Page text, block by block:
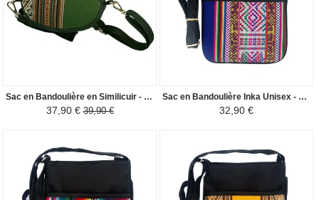
Sac en Bandoulière en Similicuir - Rond - Vert / Marron
37,90 €39,90 €
Sac en Bandoulière Inka Unisex - Tissu Traditionnel Péruvien - Bleu Electrique / Coloré
32,90 €